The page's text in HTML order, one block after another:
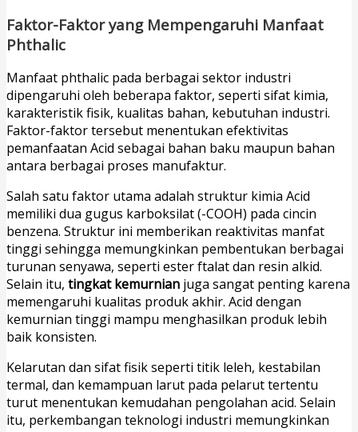
Faktor-Faktor yang Mempengaruhi Manfaat
Phthalic
Manfaat phthalic pada berbagai sektor industri
dipengaruhi oleh beberapa faktor, seperti sifat kimia,
karakteristik fisik, kualitas bahan, kebutuhan industri.
Faktor-faktor tersebut menentukan efektivitas
pemanfaatan Acid sebagai bahan baku maupun bahan
antara berbagai proses manufaktur.
Salah satu faktor utama adalah struktur kimia Acid
memiliki dua gugus karboksilat (-COOH) pada cincin
benzena. Struktur ini memberikan reaktivitas manfat
tinggi sehingga memungkinkan pembentukan berbagai
turunan senyawa, seperti ester ftalat dan resin alkid.
Selain itu, tingkat kemurnian juga sangat penting karena
memengaruhi kualitas produk akhir. Acid dengan
kemurnian tinggi mampu menghasilkan produk lebih
baik konsisten.
Kelarutan dan sifat fisik seperti titik leleh, kestabilan
termal, dan kemampuan larut pada pelarut tertentu
turut menentukan kemudahan pengolahan acid. Selain
itu, perkembangan teknologi industri memungkinkan